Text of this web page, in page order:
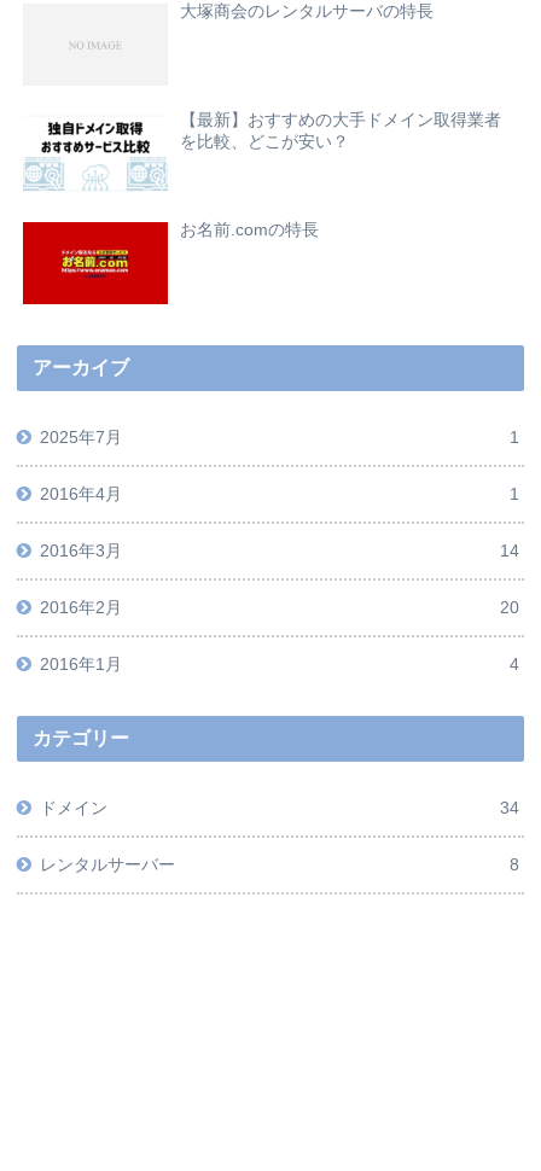
大塚商会のレンタルサーバの特長
【最新】おすすめの大手ドメイン取得業者
を比較、どこが安い？
お名前.comの特長
アーカイブ
2025年7月 1
2016年4月 1
2016年3月 14
2016年2月 20
2016年1月 4
カテゴリー
ドメイン 34
レンタルサーバー 8